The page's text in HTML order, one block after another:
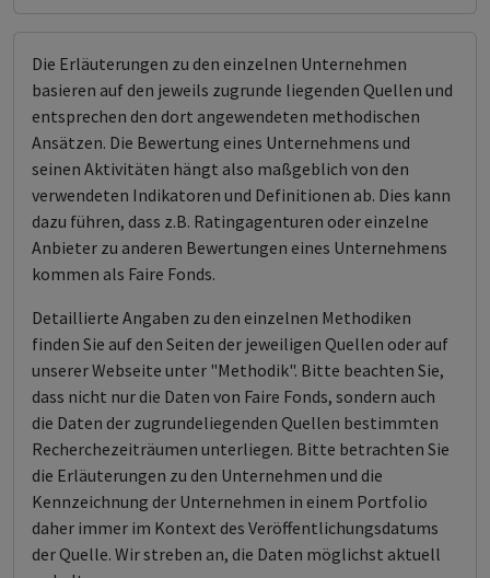
Die Erläuterungen zu den einzelnen Unternehmen
basieren auf den jeweils zugrunde liegenden Quellen und
entsprechen den dort angewendeten methodischen
Ansätzen. Die Bewertung eines Unternehmens und
seinen Aktivitäten hängt also maßgeblich von den
verwendeten Indikatoren und Definitionen ab. Dies kann
dazu führen, dass z.B. Ratingagenturen oder einzelne
Anbieter zu anderen Bewertungen eines Unternehmens
kommen als Faire Fonds.
Detaillierte Angaben zu den einzelnen Methodiken
finden Sie auf den Seiten der jeweiligen Quellen oder auf
unserer Webseite unter "Methodik". Bitte beachten Sie,
dass nicht nur die Daten von Faire Fonds, sondern auch
die Daten der zugrundeliegenden Quellen bestimmten
Recherchezeiträumen unterliegen. Bitte betrachten Sie
die Erläuterungen zu den Unternehmen und die
Kennzeichnung der Unternehmen in einem Portfolio
daher immer im Kontext des Veröffentlichungsdatums
der Quelle. Wir streben an, die Daten möglichst aktuell